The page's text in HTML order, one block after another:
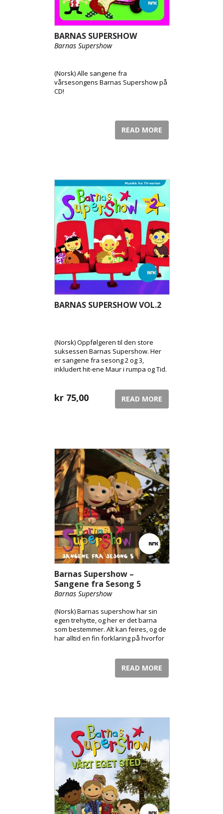
BARNAS SUPERSHOW
Barnas Supershow
(Norsk) Alle sangene fra
vårsesongens Barnas Supershow på
CD!
READ MORE
BARNAS SUPERSHOW VOL.2
(Norsk) Oppfølgeren til den store
suksessen Barnas Supershow. Her
er sangene fra sesong 2 og 3,
inkludert hit-ene Maur i rumpa og Tid.
kr 75,00 READ MORE
Barnas Supershow –
Sangene fra Sesong 5
Barnas Supershow
(Norsk) Barnas supershow har sin
egen trehytte, og her er det barna
som bestemmer. Alt kan feires, og de
har alltid en fin forklaring på hvorfor
READ MORE